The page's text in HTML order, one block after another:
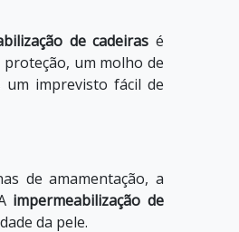
de cadeiras é
um molho de
imprevisto fácil de
de amamentação, a
impermeabilização de
da pele.